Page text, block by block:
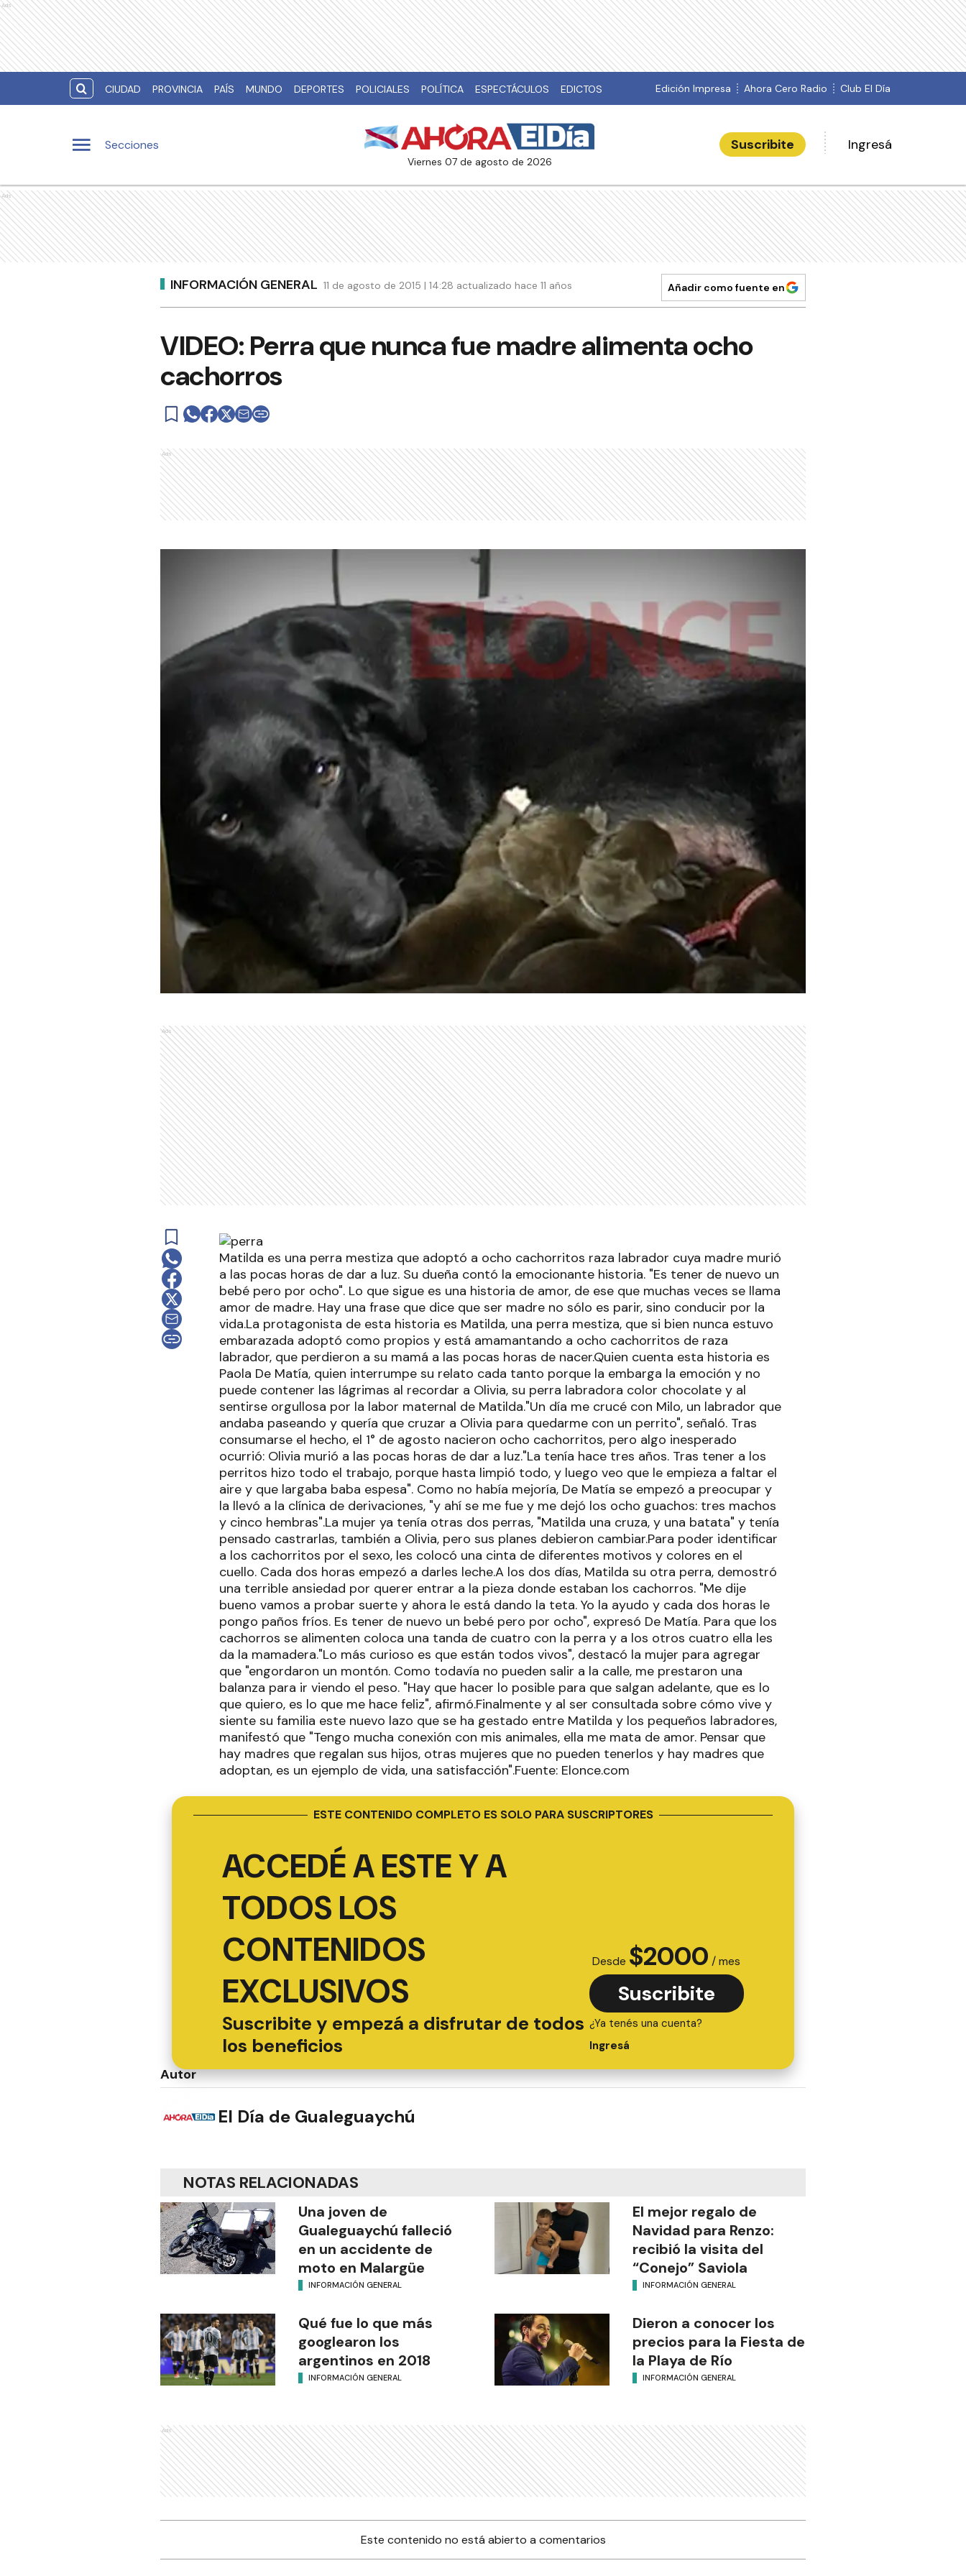
Ads
CIUDAD PROVINCIA PAÍS MUNDO DEPORTES POLICIALES POLÍTICA ESPECTÁCULOS EDICTOS Edición Impresa Ahora Cero Radio Club El Día
Secciones
viernes 07 de agosto de 2026
Suscribite Ingresá
Ads
INFORMACIÓN GENERAL 11 de agosto de 2015 | 14:28 actualizado hace 11 años Añadir como fuente en
VIDEO: Perra que nunca fue madre alimenta ocho
cachorros
Ads
Ads
Matilda es una perra mestiza que adoptó a ocho cachorritos raza labrador cuya madre murió
a las pocas horas de dar a luz. Su dueña contó la emocionante historia. "Es tener de nuevo un
bebé pero por ocho". Lo que sigue es una historia de amor, de ese que muchas veces se llama
amor de madre. Hay una frase que dice que ser madre no sólo es parir, sino conducir por la
vida.La protagonista de esta historia es Matilda, una perra mestiza, que si bien nunca estuvo
embarazada adoptó como propios y está amamantando a ocho cachorritos de raza
labrador, que perdieron a su mamá a las pocas horas de nacer.Quien cuenta esta historia es
Paola De Matía, quien interrumpe su relato cada tanto porque la embarga la emoción y no
puede contener las lágrimas al recordar a Olivia, su perra labradora color chocolate y al
sentirse orgullosa por la labor maternal de Matilda."Un día me crucé con Milo, un labrador que
andaba paseando y quería que cruzar a Olivia para quedarme con un perrito", señaló. Tras
consumarse el hecho, el 1° de agosto nacieron ocho cachorritos, pero algo inesperado
ocurrió: Olivia murió a las pocas horas de dar a luz."La tenía hace tres años. Tras tener a los
perritos hizo todo el trabajo, porque hasta limpió todo, y luego veo que le empieza a faltar el
aire y que largaba baba espesa". Como no había mejoría, De Matía se empezó a preocupar y
la llevó a la clínica de derivaciones, "y ahí se me fue y me dejó los ocho guachos: tres machos
y cinco hembras".La mujer ya tenía otras dos perras, "Matilda una cruza, y una batata" y tenía
pensado castrarlas, también a Olivia, pero sus planes debieron cambiar.Para poder identificar
a los cachorritos por el sexo, les colocó una cinta de diferentes motivos y colores en el
cuello. Cada dos horas empezó a darles leche.A los dos días, Matilda su otra perra, demostró
una terrible ansiedad por querer entrar a la pieza donde estaban los cachorros. "Me dije
bueno vamos a probar suerte y ahora le está dando la teta. Yo la ayudo y cada dos horas le
pongo paños fríos. Es tener de nuevo un bebé pero por ocho", expresó De Matía. Para que los
cachorros se alimenten coloca una tanda de cuatro con la perra y a los otros cuatro ella les
da la mamadera."Lo más curioso es que están todos vivos", destacó la mujer para agregar
que "engordaron un montón. Como todavía no pueden salir a la calle, me prestaron una
balanza para ir viendo el peso. "Hay que hacer lo posible para que salgan adelante, que es lo
que quiero, es lo que me hace feliz", afirmó.Finalmente y al ser consultada sobre cómo vive y
siente su familia este nuevo lazo que se ha gestado entre Matilda y los pequeños labradores,
manifestó que "Tengo mucha conexión con mis animales, ella me mata de amor. Pensar que
hay madres que regalan sus hijos, otras mujeres que no pueden tenerlos y hay madres que
adoptan, es un ejemplo de vida, una satisfacción".Fuente: Elonce.com
ESTE CONTENIDO COMPLETO ES SOLO PARA SUSCRIPTORES
ACCEDÉ A ESTE Y A
TODOS LOS
CONTENIDOS
EXCLUSIVOS
Suscribite y empezá a disfrutar de todos
los beneficios
Desde $2000 / mes
Suscribite
¿Ya tenés una cuenta?
Ingresá
Autor
El Día de Gualeguaychú
NOTAS RELACIONADAS
Una joven de
Gualeguaychú falleció
en un accidente de
moto en Malargüe
INFORMACIÓN GENERAL
El mejor regalo de
Navidad para Renzo:
recibió la visita del
“Conejo” Saviola
INFORMACIÓN GENERAL
Qué fue lo que más
googlearon los
argentinos en 2018
INFORMACIÓN GENERAL
Dieron a conocer los
precios para la Fiesta de
la Playa de Río
INFORMACIÓN GENERAL
Ads
Este contenido no está abierto a comentarios